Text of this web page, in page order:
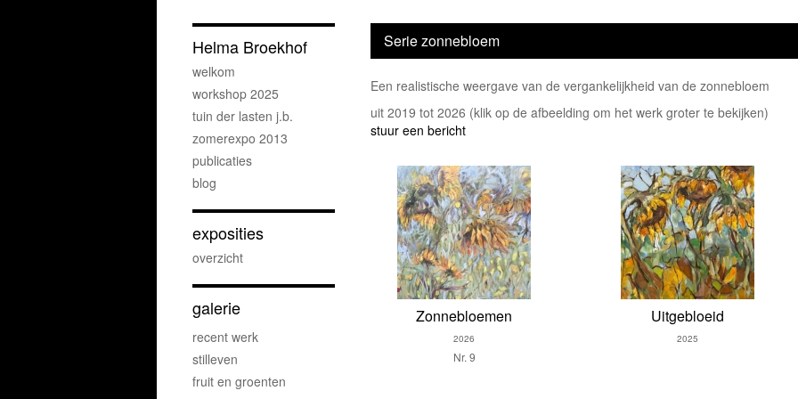
Serie zonnebloem
Een realistische weergave van de vergankelijkheid van de zonnebloem
uit 2019 tot 2026 (klik op de afbeelding om het werk groter te bekijken)
stuur een bericht
Zonnebloemen
2026
Nr. 9
Uitgebloeid
2025
Helma Broekhof
welkom
workshop 2025
tuin der lasten j.b.
zomerexpo 2013
publicaties
blog
exposities
overzicht
galerie
recent werk
stilleven
fruit en groenten